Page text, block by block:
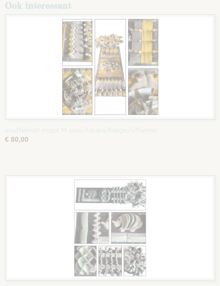
Ook interessant
snuffelmat maat M oker/taupe/beige/offwhite
€ 80,00